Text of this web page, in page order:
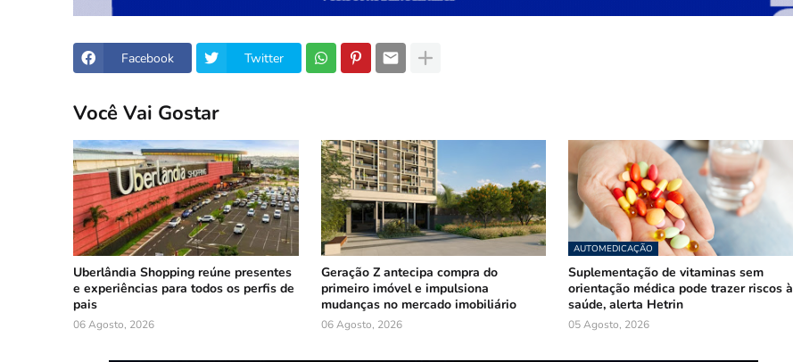
Facebook Twitter
Você Vai Gostar
Uberlândia Shopping reúne presentes
e experiências para todos os perfis de
pais
06 Agosto, 2026
Geração Z antecipa compra do
primeiro imóvel e impulsiona
mudanças no mercado imobiliário
06 Agosto, 2026
AUTOMEDICAÇÃO
Suplementação de vitaminas sem
orientação médica pode trazer riscos à
saúde, alerta Hetrin
05 Agosto, 2026